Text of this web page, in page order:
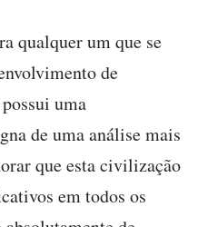
qualquer um que se
de
uma
de uma análise mais
que esta civilização
em todos os